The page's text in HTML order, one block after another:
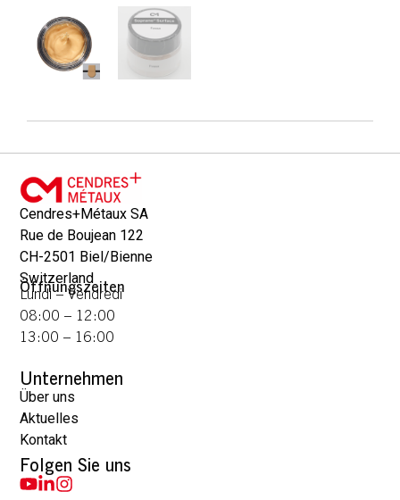
Cendres+Métaux SA
Rue de Boujean 122
CH-2501 Biel/Bienne
Switzerland
Öffnungszeiten
Lundi – Vendredi
08:00 – 12:00
13:00 – 16:00
Unternehmen
Über uns
Aktuelles
Kontakt
Folgen Sie uns